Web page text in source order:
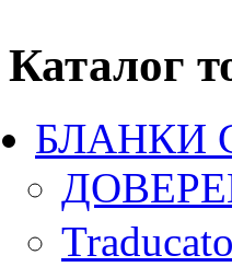
Каталог
БЛАНКИ